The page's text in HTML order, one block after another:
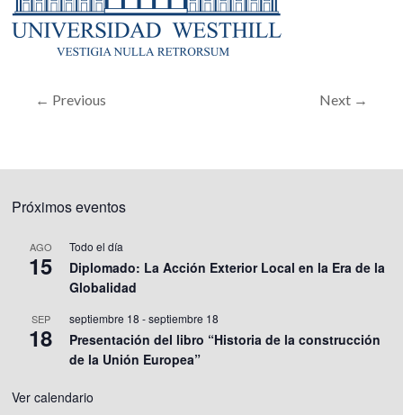
← Previous Next →
Próximos eventos
AGO
15
Todo el día
Diplomado: La Acción Exterior Local en la Era de la
Globalidad
SEP
18
septiembre 18 -septiembre 18
Presentación del libro “Historia de la construcción
de la Unión Europea”
Ver calendario